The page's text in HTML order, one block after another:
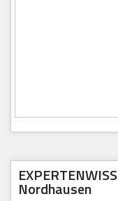
Nordhausen